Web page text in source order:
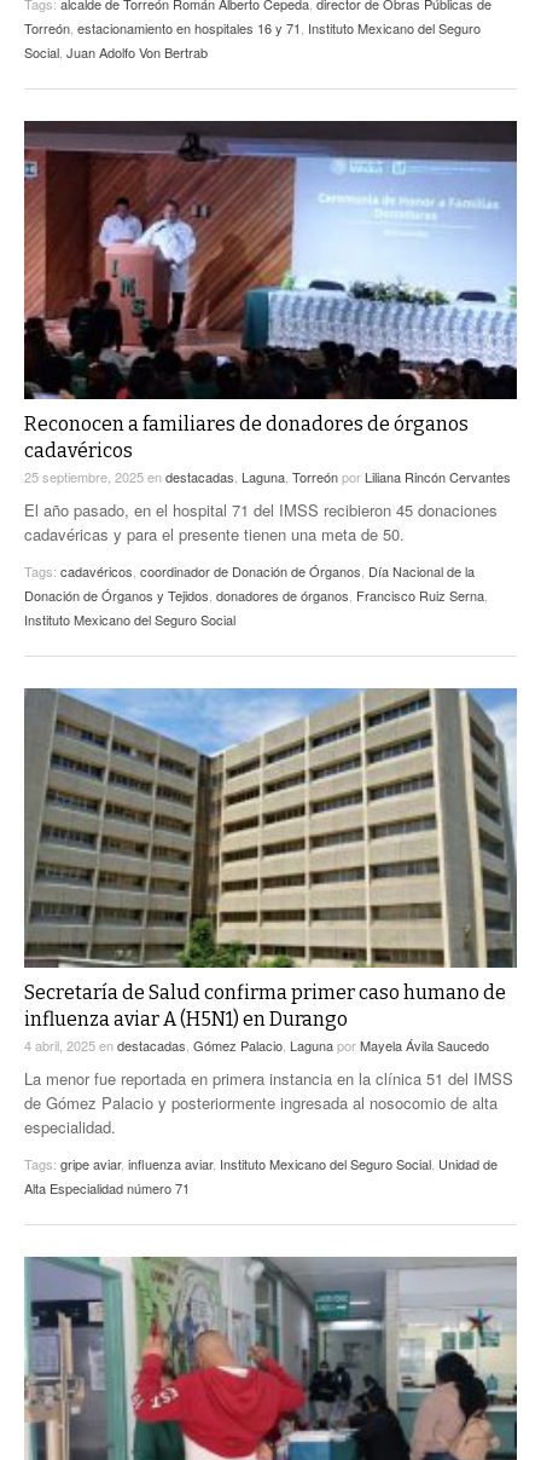
Torreón estacionamiento en hospitales 16 y 71 Instituto Mexicano del Seguro
Social Juan Adolfo Von Bertrab
Reconocen a familiares de donadores de órganos
cadavéricos
25 septiembre, 2025endestacadas, Laguna, Torreónpor Liliana Rincón Cervantes
El año pasado, en el hospital 71 del IMSS recibieron 45 donaciones
cadavéricas y para el presente tienen una meta de 50.
Tags: cadavéricos, coordinador de Donación de Órganos, Día Nacional de la
Donación de Órganos y Tejidos, donadores de órganos, Francisco Ruiz Serna,
Instituto Mexicano del Seguro Social
Secretaría de Salud confirma primer caso humano de
influenza aviar A (H5N1) en Durango
4 abril, 2025endestacadas Gómez Palacio LagunaporMayela Ávila Saucedo
La menor fue reportada en primera instancia en la clínica 51 del IMSS
de Gómez Palacio y posteriormente ingresada al nosocomio de alta
especialidad.
Tags: gripe aviar, influenza aviar, Instituto Mexicano del Seguro Social Unidad de
Alta Especialidad número 71